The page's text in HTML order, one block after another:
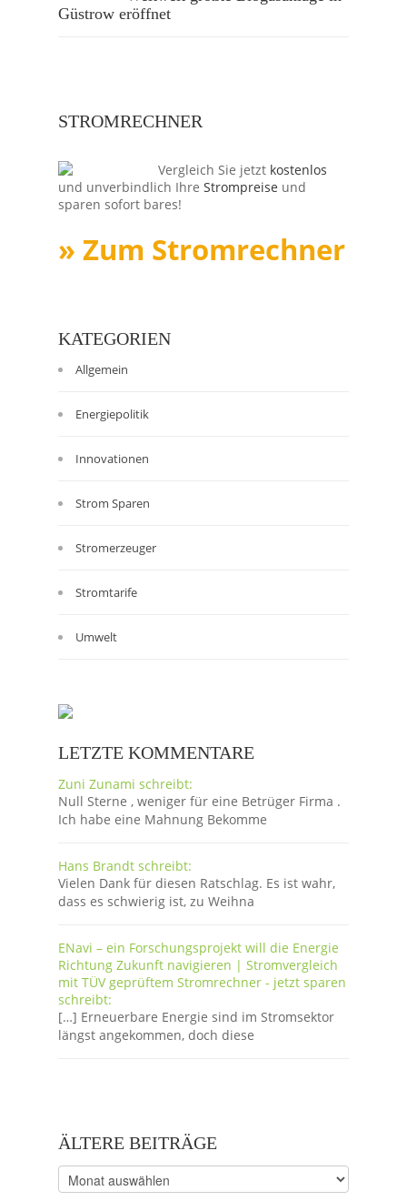
Güstrow eröffnet
STROMRECHNER
Vergleich Sie jetzt kostenlos
und unverbindlich Ihre Strompreise und
sparen sofort bares!
» Zum Stromrechner
KATEGORIEN
Allgemein
Energiepolitik
Innovationen
Strom Sparen
Stromerzeuger
Stromtarife
Umwelt
LETZTE KOMMENTARE
Zuni Zunami schreibt:
Null Sterne , weniger für eine Betrüger Firma .
Ich habe eine Mahnung Bekomme
Hans Brandt schreibt:
Vielen Dank für diesen Ratschlag. Es ist wahr,
dass es schwierig ist, zu Weihna
ENavi – ein Forschungsprojekt will die Energie
Richtung Zukunft navigieren | Stromvergleich
mit TÜV geprüftem Stromrechner - jetzt sparen
schreibt:
[…] Erneuerbare Energie sind im Stromsektor
längst angekommen, doch diese
ÄLTERE BEITRÄGE
Ältere
Beiträge